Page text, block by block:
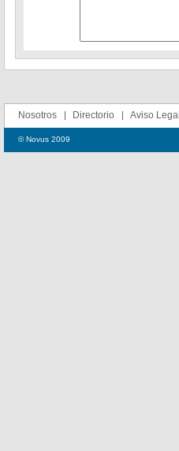
Nosotros Directorio Aviso Legal
© Novus 2009